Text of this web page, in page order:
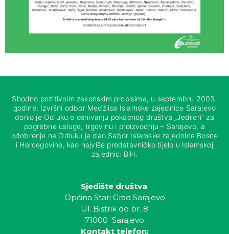
Shodno pozitivnim zakonskim propisima, u septembru 2003.
godine, Izvršni odbor Medžlisa Islamske zajednice Sarajevo
donio je Odluku o osnivanju pokopnog društva „Jedileri“ za
pogrebne usluge, trgovinu i proizvodnju – Sarajevo, a
odobrenje na Odluku je dao Sabor Islamske zajednice Bosne
i Hercegovine, kao najviše predstavničko tijelo u Islamskoj
zajednici BiH.
Sjedište društva:
Općina Stari Grad Sarajevo
Ul. Bistrik do br. 8
71000 Sarajevo
Kontakt telefon: